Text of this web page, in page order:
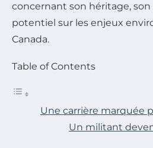
concernant son héritage, son
potentiel sur les enjeux
Canada.
Table of Contents
Une carrière marquée
Un militant